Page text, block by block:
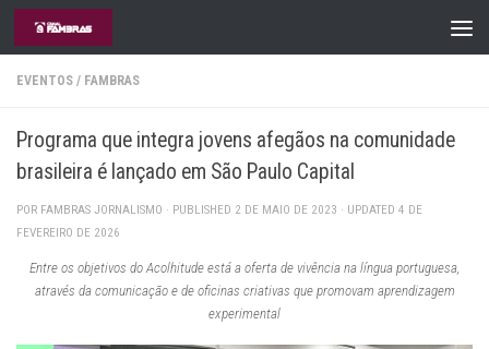
Skip to content
EVENTOS / FAMBRAS
Programa que integra jovens afegãos na comunidade
brasileira é lançado em São Paulo Capital
POR FAMBRAS JORNALISMO · PUBLISHED 2 DE MAIO DE 2023 · UPDATED 4 DE
FEVEREIRO DE 2026
Entre os objetivos do Acolhitude está a oferta de vivência na língua portuguesa,
através da comunicação e de oficinas criativas que promovam aprendizagem
experimental